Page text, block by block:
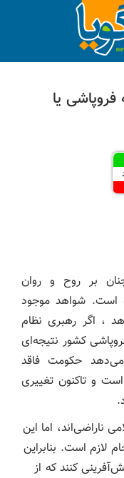
فروپاشی یا
بر روح و روان
است. شواهد موجود
می دهد ، اگر رهبری نظام
کشور نتیجه‌ای
حکومت فاقد
و تاکنون تغییری
ناراضی‌اند، اما این
لازم است. بنابراین
کنند که از